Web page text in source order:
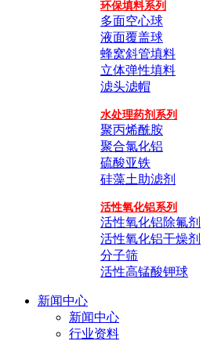
环保填料系列
多面空心球
液面覆盖球
蜂窝斜管填料
立体弹性填料
滤头滤帽
水处理药剂系列
聚丙烯酰胺
聚合氯化铝
硫酸亚铁
硅藻土助滤剂
活性氧化铝系列
活性氧化铝除氟剂
活性氧化铝干燥剂
分子筛
活性高锰酸钾球
新闻中心
新闻中心
行业资料